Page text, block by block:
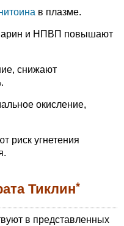
в плазме.
и НПВП повышают
снижают
окисление,
риск угнетения
Тиклин*
в представленных